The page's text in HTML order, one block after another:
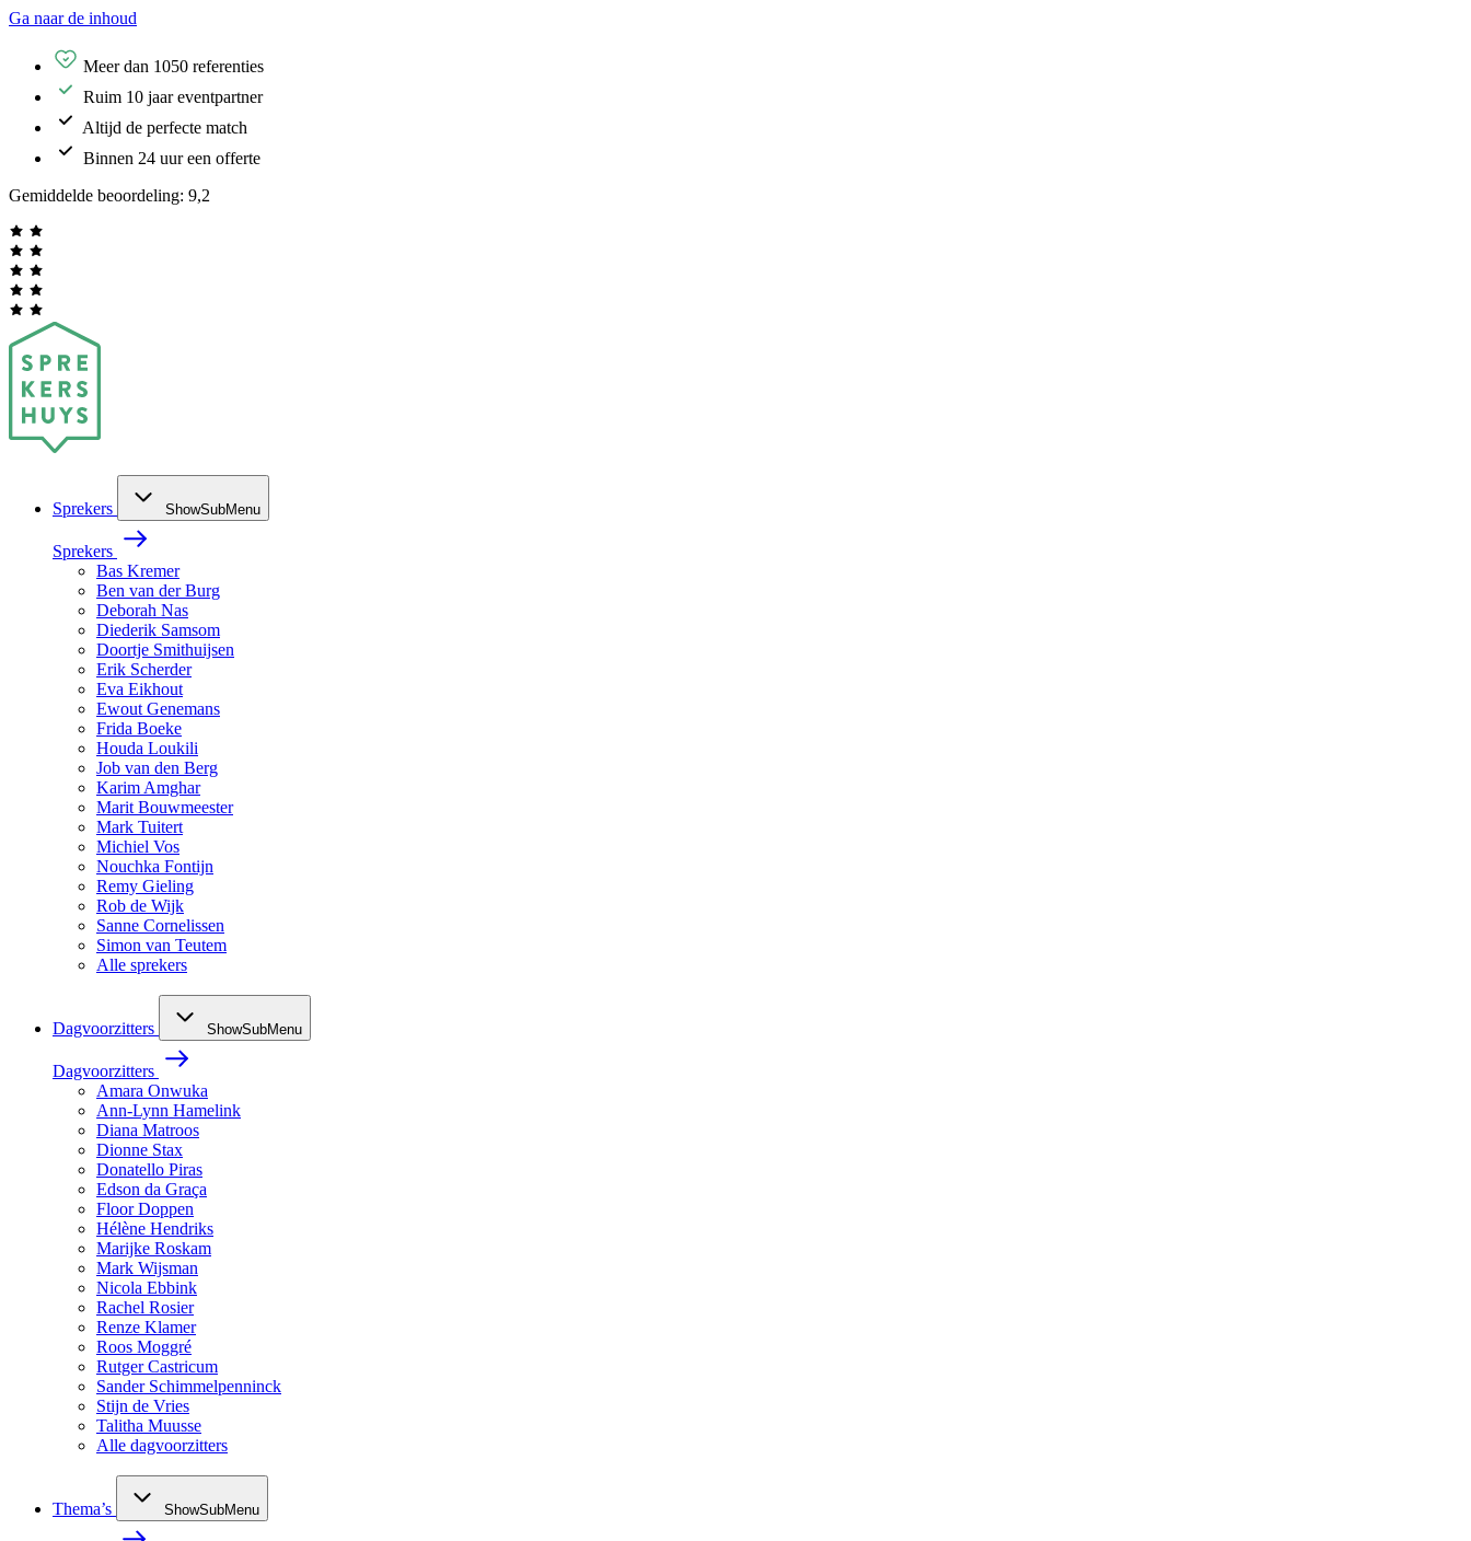
Ga naar de inhoud
Meer dan 1050 referenties
Ruim 10 jaar eventpartner
Altijd de perfecte match
Binnen 24 uur een offerte
Gemiddelde beoordeling: 9,2
Sprekers ShowSubMenu
Sprekers
Bas Kremer
Ben van der Burg
Deborah Nas
Diederik Samsom
Doortje Smithuijsen
Erik Scherder
Eva Eikhout
Ewout Genemans
Frida Boeke
Houda Loukili
Job van den Berg
Karim Amghar
Marit Bouwmeester
Mark Tuitert
Michiel Vos
Nouchka Fontijn
Remy Gieling
Rob de Wijk
Sanne Cornelissen
Simon van Teutem
Alle sprekers
Dagvoorzitters ShowSubMenu
Dagvoorzitters
Amara Onwuka
Ann-Lynn Hamelink
Diana Matroos
Dionne Stax
Donatello Piras
Edson da Graça
Floor Doppen
Hélène Hendriks
Marijke Roskam
Mark Wijsman
Nicola Ebbink
Rachel Rosier
Renze Klamer
Roos Moggré
Rutger Castricum
Sander Schimmelpenninck
Stijn de Vries
Talitha Muusse
Alle dagvoorzitters
Thema’s ShowSubMenu